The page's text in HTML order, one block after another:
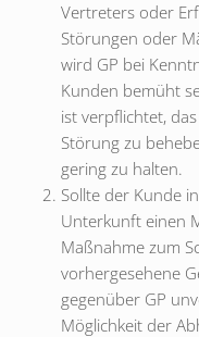
Vertreters oder
Störungen oder
wird GP bei
Kunden bemüht
ist verpflichtet,
Störung zu
gering zu halten.
Sollte der Kunde
Unterkunft einen
Maßnahme zum
vorhergesehene
gegenüber GP
Möglichkeit der